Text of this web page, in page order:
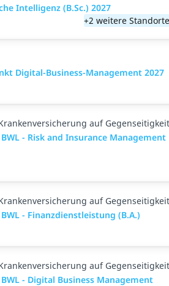
Intelligenz (B.Sc.) 2027
+2 weitere Standorte
Digital-Business-Management 2027
auf Gegenseitigkeit
- Risk and Insurance Management
auf Gegenseitigkeit
- Finanzdienstleistung (B.A.)
auf Gegenseitigkeit
- Digital Business Management